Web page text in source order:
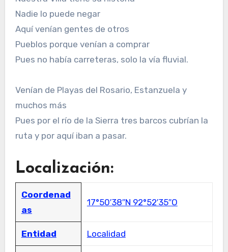
Nadie lo puede negar
Aquí venían gentes de otros
Pueblos porque venían a comprar
Pues no había carreteras, solo la vía fluvial.
Venían de Playas del Rosario, Estanzuela y
muchos más
Pues por el río de la Sierra tres barcos cubrían la
ruta y por aquí iban a pasar.
Localización:
Coordenad
as
17°50′38″N 92°52′35″O
Entidad Localidad